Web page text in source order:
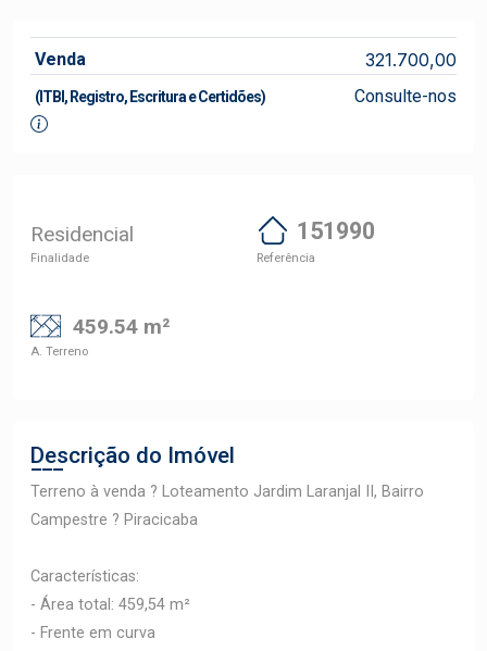
Venda 321.700,00
(ITBI, Registro, Escritura e Certidões) Consulte-nos
Residencial
Finalidade
151990
Referência
459.54 m²
A. Terreno
Descrição do Imóvel
Terreno à venda ? Loteamento Jardim Laranjal II, Bairro
Campestre ? Piracicaba
Características:
- Área total: 459,54 m²
- Frente em curva